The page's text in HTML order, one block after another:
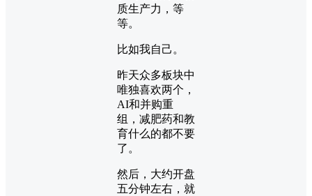
质生产力，等
等。
比如我自己。
昨天众多板块中
唯独喜欢两个，
AI和并购重
组，减肥药和教
育什么的都不要
了。
然后，大约开盘
五分钟左右，就